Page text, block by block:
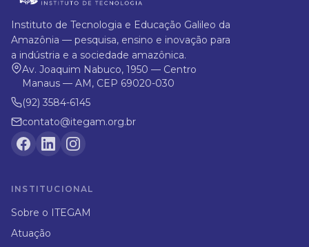
Instituto de Tecnologia e Educação Galileo da
Amazônia — pesquisa, ensino e inovação para
a indústria e a sociedade amazônica.
Av. Joaquim Nabuco, 1950 — Centro
Manaus — AM, CEP 69020-030
(92) 3584-6145
contato@itegam.org.br
INSTITUCIONAL
Sobre o ITEGAM
Atuação